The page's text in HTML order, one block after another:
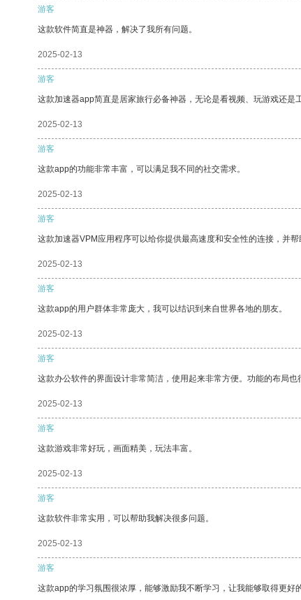
游客
这款软件简直是神器，解决了我所有问题。
2025-02-13
游客
这款加速器app简直是居家旅行必备神器，无论是看视频、玩游戏还
2025-02-13
游客
这款app的功能非常丰富，可以满足我不同的社交需求。
2025-02-13
游客
这款加速器VPM应用程序可以给你提供最高速度和安全性的连接，并帮
2025-02-13
游客
这款app的用户群体非常庞大，我可以结识到来自世界各地的朋友。
2025-02-13
游客
这款办公软件的界面设计非常简洁，使用起来非常方便。功能的布局也
2025-02-13
游客
这款游戏非常好玩，画面精美，玩法丰富。
2025-02-13
游客
这款软件非常实用，可以帮助我解决很多问题。
2025-02-13
游客
这款app的学习氛围很浓厚，能够激励我不断学习，让我能够取得更好